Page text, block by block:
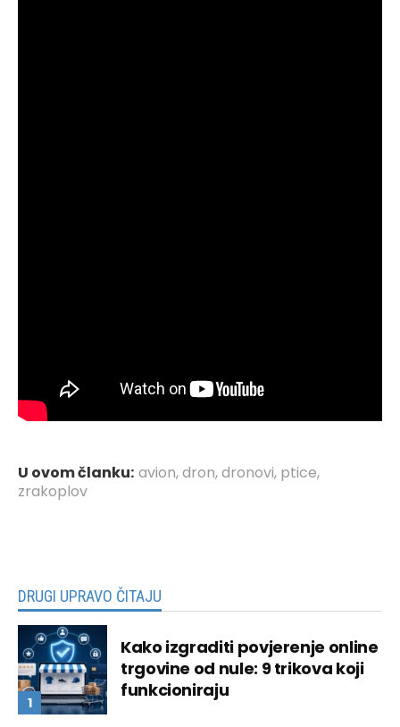
U ovom članku: avion,dron,dronovi, ptice,
zrakoplov
DRUGI UPRAVO ČITAJU
Kako izgraditi povjerenje online
trgovine od nule: 9 trikova koji
funkcioniraju